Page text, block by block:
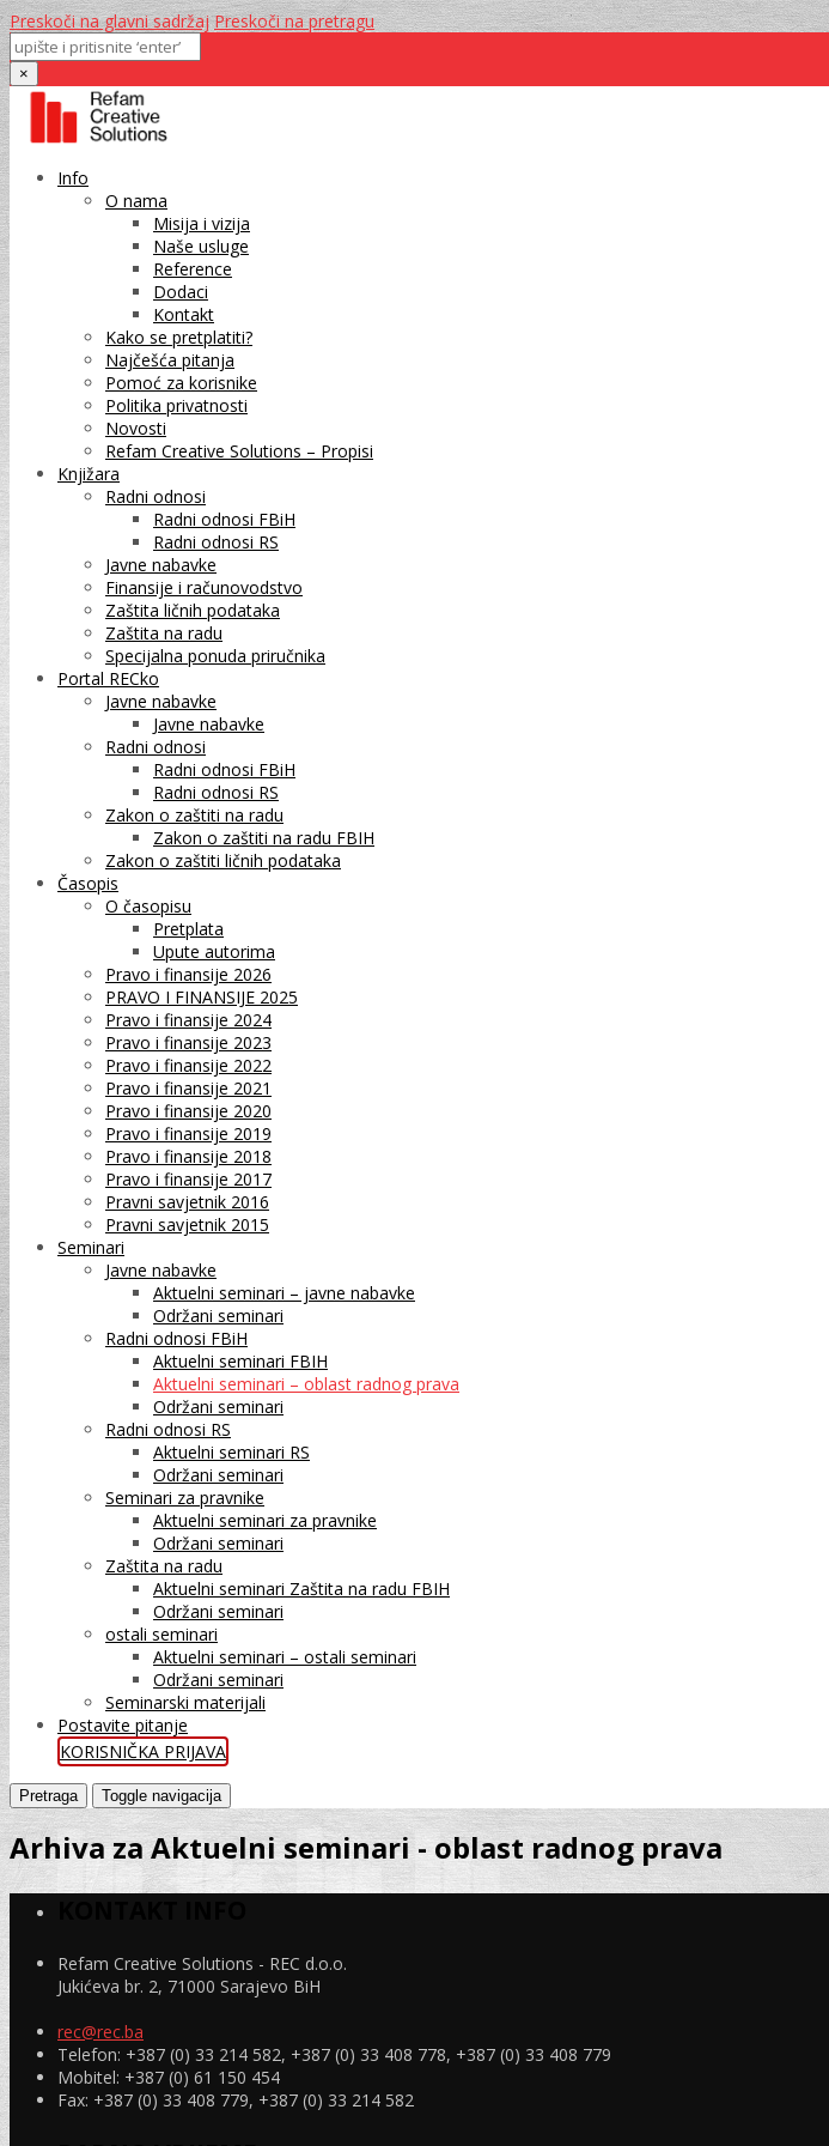
Preskoči na glavni sadržaj Preskoči na pretragu
×
Info
O nama
Misija i vizija
Naše usluge
Reference
Dodaci
Kontakt
Kako se pretplatiti?
Najčešća pitanja
Pomoć za korisnike
Politika privatnosti
Novosti
Refam Creative Solutions – Propisi
Knjižara
Radni odnosi
Radni odnosi FBiH
Radni odnosi RS
Javne nabavke
Finansije i računovodstvo
Zaštita ličnih podataka
Zaštita na radu
Specijalna ponuda priručnika
Portal RECko
Javne nabavke
Javne nabavke
Radni odnosi
Radni odnosi FBiH
Radni odnosi RS
Zakon o zaštiti na radu
Zakon o zaštiti na radu FBIH
Zakon o zaštiti ličnih podataka
Časopis
O časopisu
Pretplata
Upute autorima
Pravo i finansije 2026
PRAVO I FINANSIJE 2025
Pravo i finansije 2024
Pravo i finansije 2023
Pravo i finansije 2022
Pravo i finansije 2021
Pravo i finansije 2020
Pravo i finansije 2019
Pravo i finansije 2018
Pravo i finansije 2017
Pravni savjetnik 2016
Pravni savjetnik 2015
Seminari
Javne nabavke
Aktuelni seminari – javne nabavke
Održani seminari
Radni odnosi FBiH
Aktuelni seminari FBIH
Aktuelni seminari – oblast radnog prava
Održani seminari
Radni odnosi RS
Aktuelni seminari RS
Održani seminari
Seminari za pravnike
Aktuelni seminari za pravnike
Održani seminari
Zaštita na radu
Aktuelni seminari Zaštita na radu FBIH
Održani seminari
ostali seminari
Aktuelni seminari – ostali seminari
Održani seminari
Seminarski materijali
Postavite pitanje
KORISNIČKA PRIJAVA
Pretraga Toggle navigacija
Arhiva za Aktuelni seminari - oblast radnog prava
Refam Creative Solutions - REC d.o.o.
Jukićeva br. 2, 71000 Sarajevo BiH
rec@rec.ba
Telefon: +387 (0) 33 214 582, +387 (0) 33 408 778, +387 (0) 33 408 779
Mobitel: +387 (0) 61 150 454
Fax: +387 (0) 33 408 779, +387 (0) 33 214 582